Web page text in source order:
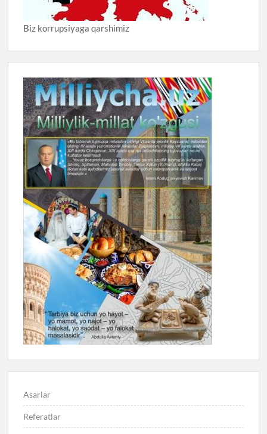
Biz korrupsiyaga qarshimiz
Asarlar
Referatlar